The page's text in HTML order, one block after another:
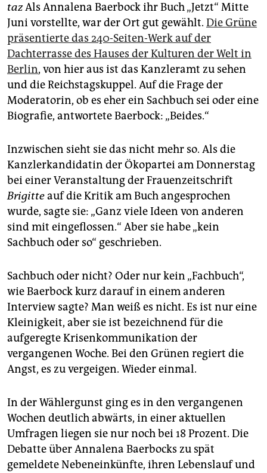
unterstützen
abo
genossenschaft
epaper login
tazAls Annalena Baerbock ihr Buch „Jetzt“ Mitte
Juni vorstellte, war der Ort gut gewählt. Die Grüne
präsentierte das 240-Seiten-Werk auf der
Dachterrasse des Hauses der Kulturen der Welt in
Berlin, von hier aus ist das Kanzleramt zu sehen
und die Reichstagskuppel. Auf die Frage der
Moderatorin, ob es eher ein Sachbuch sei oder eine
Biografie, antwortete Baerbock: „Beides.“
Inzwischen sieht sie das nicht mehr so. Als die
Kanzlerkandidatin der Ökopartei am Donnerstag
bei einer Veranstaltung der Frauenzeitschrift
Brigitteauf die Kritik am Buch angesprochen
wurde, sagte sie: „Ganz viele Ideen von anderen
sind mit eingeflossen.“ Aber sie habe „kein
Sachbuch oder so“ geschrieben.
Sachbuch oder nicht? Oder nur kein „Fachbuch“,
wie Baerbock kurz darauf in einem anderen
Interview sagte? Man weiß es nicht. Es ist nur eine
Kleinigkeit, aber sie ist bezeichnend für die
aufgeregte Krisenkommunikation der
vergangenen Woche. Bei den Grünen regiert die
Angst, es zu vergeigen. Wieder einmal.
In der Wählergunst ging es in den vergangenen
Wochen deutlich abwärts, in einer aktuellen
Umfragen liegen sie nur noch bei 18 Prozent. Die
Debatte über Annalena Baerbocks zu spät
gemeldete Nebeneinkünfte, ihren Lebenslauf und